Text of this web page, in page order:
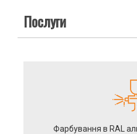
Послуги
Фарбування в RAL